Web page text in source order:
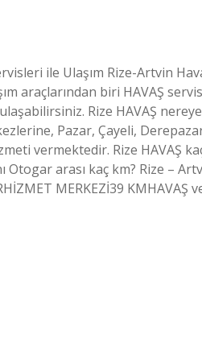
ile Ulaşım Rize-Artvin
araçlarından biri HAVAŞ
Rize HAVAŞ
Pazar, Çayeli,
vermektedir. Rize HAVAŞ
Otogar arası kaç km? Rize –
MERKEZİ39 KMHAVAŞ